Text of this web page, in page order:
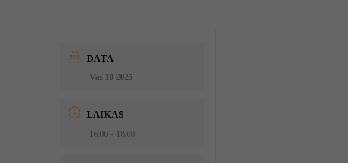
DATA
Vas 10 2025
LAIKAS
16:00 - 18:00